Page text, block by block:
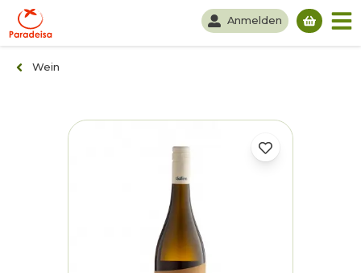
Anmelden
Wein